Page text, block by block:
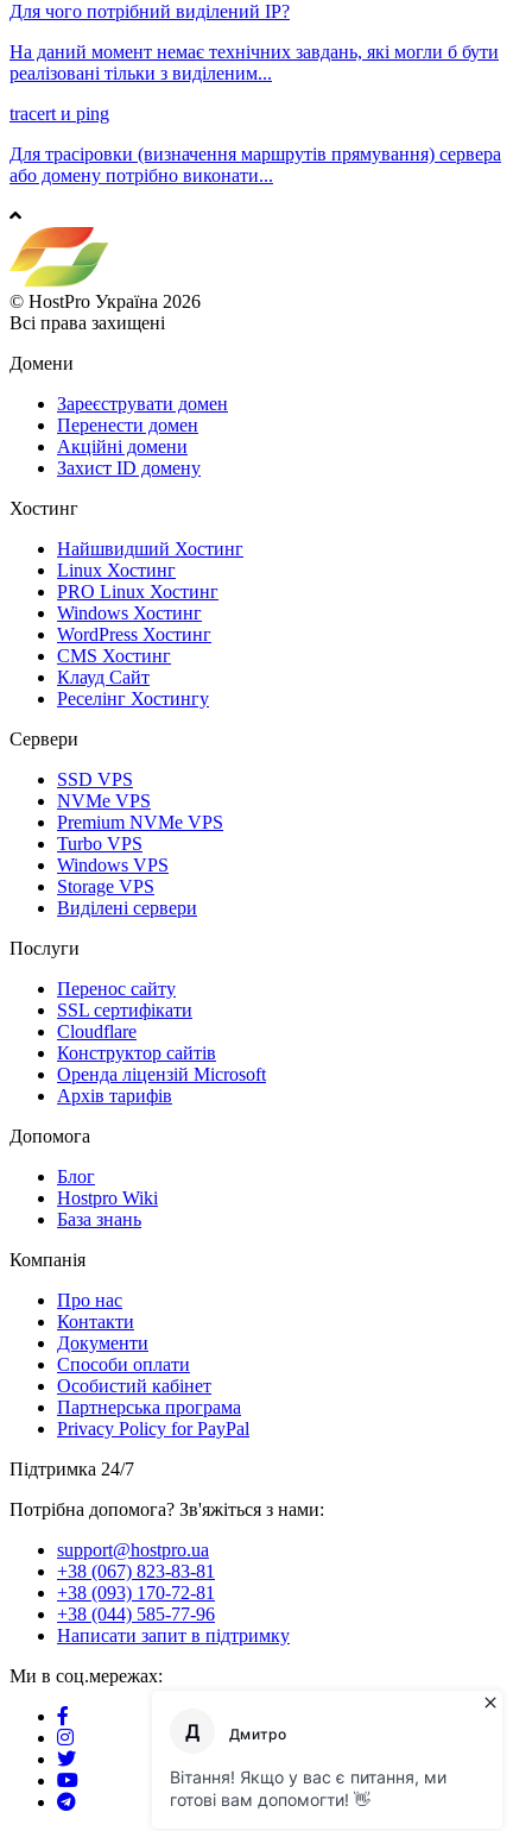
Для чого потрібний виділений IP?
На даний момент немає технічних завдань, які могли б бути
реалізовані тільки з виділеним...
tracert и ping
Для трасіровки (визначення маршрутів прямування) сервера
або домену потрібно виконати...
© HostPro Україна 2026
Всі права захищені
Домени
Зареєструвати домен
Перенести домен
Акційні домени
Захист ID домену
Хостинг
Найшвидший Хостинг
Linux Хостинг
PRO Linux Хостинг
Windows Хостинг
WordPress Хостинг
CMS Хостинг
Клауд Сайт
Реселінг Хостингу
Сервери
SSD VPS
NVMe VPS
Premium NVMe VPS
Turbo VPS
Windows VPS
Storage VPS
Виділені сервери
Послуги
Перенос сайту
SSL сертифікати
Clоudflare
Конструктор сайтів
Оренда ліцензій Microsoft
Архів тарифів
Допомога
Блог
Hostpro Wiki
База знань
Компанія
Про нас
Контакти
Документи
Способи оплати
Особистий кабінет
Партнерська програма
Privacy Policy for PayPal
Підтримка 24/7
Потрібна допомога? Зв'яжіться з нами:
support@hostpro.ua
+38 (067) 823-83-81
+38 (093) 170-72-81
+38 (044) 585-77-96
Написати запит в підтримку
Ми в соц.мережах: